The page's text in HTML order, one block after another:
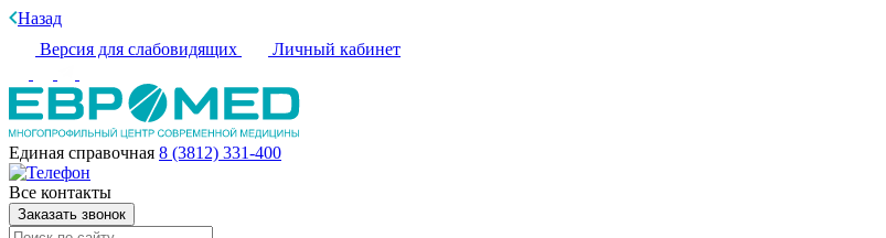
Назад
Версия для слабовидящих
Личный кабинет
Единая справочная 8 (3812) 331-400
Все контакты
Заказать звонок